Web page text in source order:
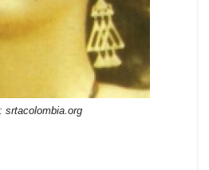
srtacolombia.org